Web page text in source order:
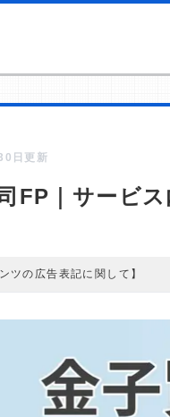
日更新
FP｜サービ
ツの広告表記に関して】
るという収益モデルです。
／ユーザーへの口コミ収集な